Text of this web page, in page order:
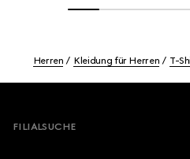
Herren Kleidung für Herren T-
FILIALSUCHE